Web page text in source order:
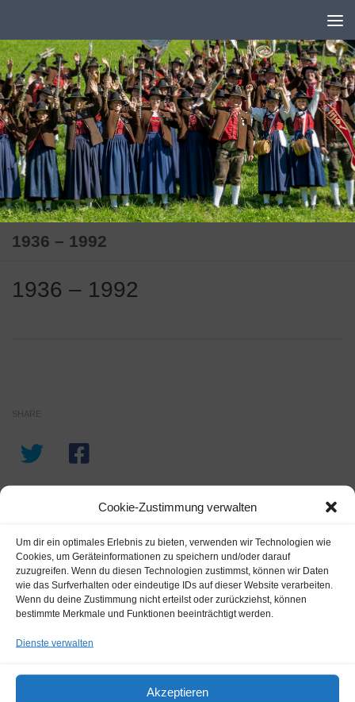
Cookie-Zustimmung verwalten
Um dir ein optimales Erlebnis zu bieten, verwenden wir Technologien wie
Cookies, um Geräteinformationen zu speichern und/oder darauf
zuzugreifen. Wenn du diesen Technologien zustimmst, können wir Daten
wie das Surfverhalten oder eindeutige IDs auf dieser Website verarbeiten.
Wenn du deine Zustimmung nicht erteilst oder zurückziehst, können
bestimmte Merkmale und Funktionen beeinträchtigt werden.
Dienste verwalten
Akzeptieren
1936 – 1992
1936 – 1992
SHARE
NEWS